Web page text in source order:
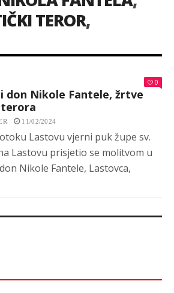
TEROR,
0
don Nikole Fantele, žrtve
11/02/2024
Lastovu vjerni puk župe sv.
Lastovu prisjetio se molitvom u
Nikole Fantele, Lastovca,